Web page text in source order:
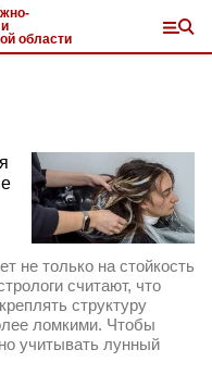
области
не только на стойкость
считают, что
структуру
ломкими. Чтобы
учитывать лунный